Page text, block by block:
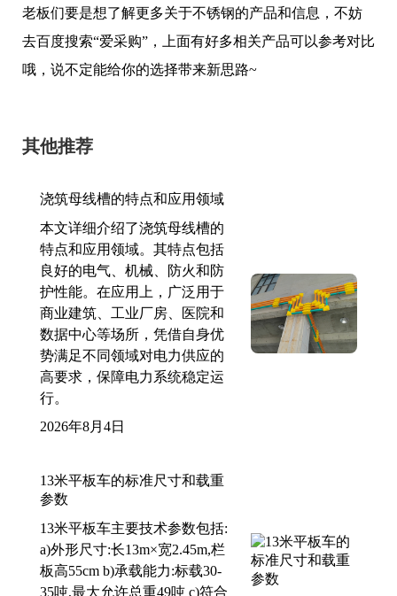
老板们要是想了解更多关于不锈钢的产品和信息，不妨
去百度搜索“爱采购”，上面有好多相关产品可以参考对比
哦，说不定能给你的选择带来新思路~
其他推荐
浇筑母线槽的特点和应用领域
本文详细介绍了浇筑母线槽的
特点和应用领域。其特点包括
良好的电气、机械、防火和防
护性能。在应用上，广泛用于
商业建筑、工业厂房、医院和
数据中心等场所，凭借自身优
势满足不同领域对电力供应的
高要求，保障电力系统稳定运
行。
2026年8月4日
13米平板车的标准尺寸和载重
参数
13米平板车主要技术参数包括:
a)外形尺寸:长13m×宽2.45m,栏
板高55cm b)承载能力:标载30-
35吨,最大允许总重49吨 c)符合